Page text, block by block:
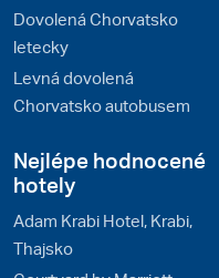
Dovolená Chorvatsko
letecky
Levná dovolená
Chorvatsko autobusem
Nejlépe hodnocené
hotely
Adam Krabi Hotel, Krabi,
Thajsko